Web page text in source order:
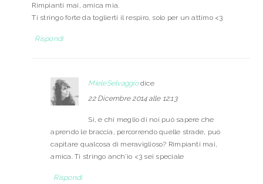
Rimpianti mai, amica mia.
Ti stringo forte da toglierti il respiro, solo per un attimo <3
Rispondi
MieleSelvaggio dice
22 Dicembre 2014 alle 12:13
Sì, e chi meglio di noi può sapere che
aprendo le braccia, percorrendo quelle strade, può
capitare qualcosa di meraviglioso? Rimpianti mai,
amica. Ti stringo anch’io <3 sei speciale
Rispondi